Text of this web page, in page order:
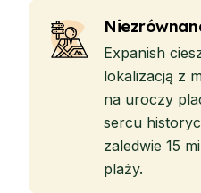
Expanish
lokalizacją z
na uroczy
sercu
zaledwie 15
plaży.